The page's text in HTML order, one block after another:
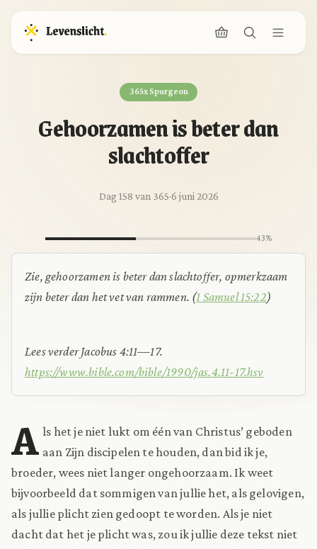
365x Spurgeon
Gehoorzamen is beter dan
slachtoffer
Dag 158 van 365·6 juni 2026
43%
Zie, gehoorzamen is beter dan slachtoffer, opmerkzaam
zijn beter dan het vet van rammen. (1 Samuel 15:22)
Lees verder Jacobus 4:11—17.
https://www.bible.com/bible/1990/jas.4.11-17.hsv
A ls het je niet lukt om één van Christus’ geboden
aan Zijn discipelen te houden, dan bid ik je,
broeder, wees niet langer ongehoorzaam. Ik weet
bijvoorbeeld dat sommigen van jullie het, als gelovigen,
als jullie plicht zien gedoopt te worden. Als je niet
dacht dat het je plicht was, zou ik jullie deze tekst niet